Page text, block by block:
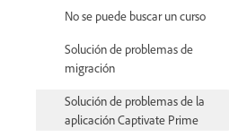
No se puede buscar un curso
Solución de problemas de
migración
Solución de problemas de la
aplicación Captivate Prime